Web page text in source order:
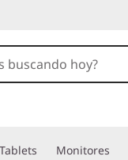
Tablets Monitores